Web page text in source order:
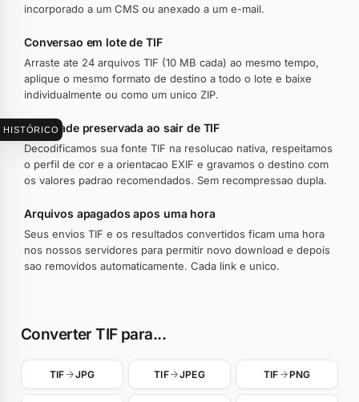
HISTÓRICO
incorporado a um CMS ou anexado a um e-mail.
Conversao em lote de TIF
Arraste ate 24 arquivos TIF (10 MB cada) ao mesmo tempo,
aplique o mesmo formato de destino a todo o lote e baixe
individualmente ou como um unico ZIP.
Qualidade preservada ao sair de TIF
Decodificamos sua fonte TIF na resolucao nativa, respeitamos
o perfil de cor e a orientacao EXIF e gravamos o destino com
os valores padrao recomendados. Sem recompressao dupla.
Arquivos apagados apos uma hora
Seus envios TIF e os resultados convertidos ficam uma hora
nos nossos servidores para permitir novo download e depois
sao removidos automaticamente. Cada link e unico.
Converter TIF para...
TIF JPG TIF JPEG TIF PNG